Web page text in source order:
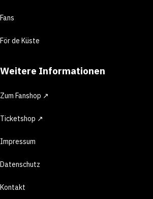
Fans
För de Küste
Weitere Informationen
Zum Fanshop ↗
Ticketshop ↗
Impressum
Datenschutz
Kontakt